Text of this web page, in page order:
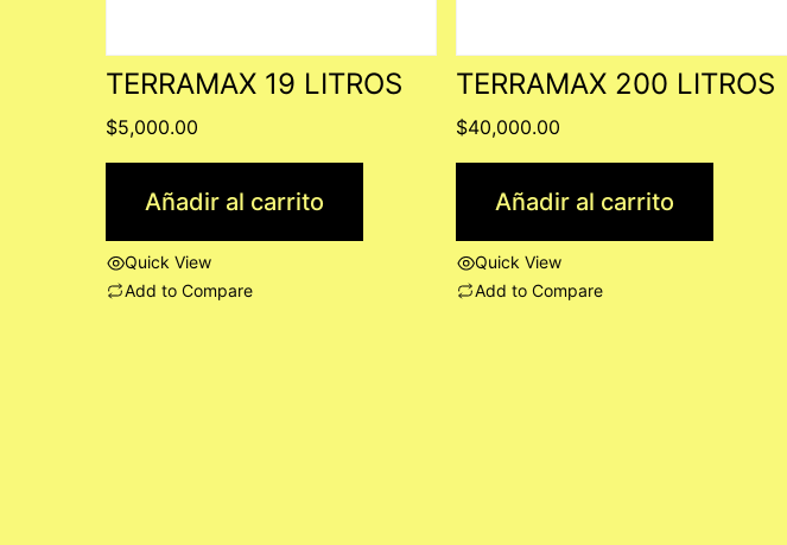
TERRAMAX 19 LITROS
$5,000.00
Añadir al carrito
Quick View
Add to Compare
TERRAMAX 200 LITROS
$40,000.00
Añadir al carrito
Quick View
Add to Compare